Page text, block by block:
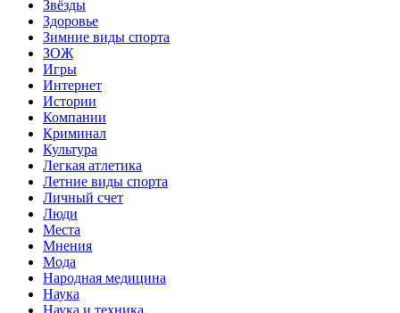
Звёзды
Здоровье
Зимние виды спорта
ЗОЖ
Игры
Интернет
Истории
Компании
Криминал
Культура
Легкая атлетика
Летние виды спорта
Личный счет
Люди
Места
Мнения
Мода
Народная медицина
Наука
Наука и техника